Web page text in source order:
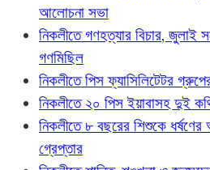
আলোচনা সভা
নিকলীতে গণহত্যার বিচার, জুলাই
গণমিছিল
নিকলীতে পিস ফ্যাসিলিটেটর
নিকলীতে ২০ পিস ইয়াবাসহ দুই
নিকলীতে ৮ বছরের শিশুকে
গ্রেপ্তার